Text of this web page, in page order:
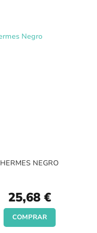
HERMES NEGRO
25,68 €
COMPRAR